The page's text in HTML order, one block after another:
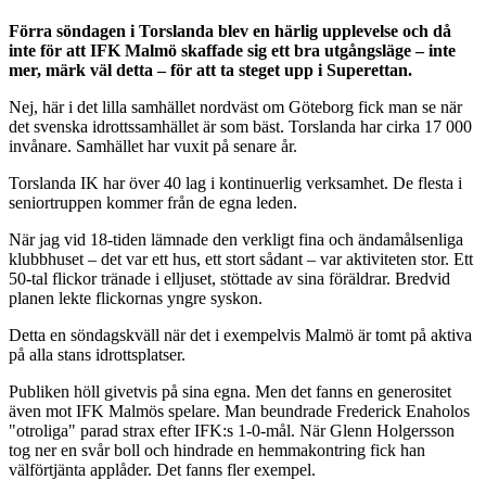
Förra söndagen i Torslanda blev en härlig upplevelse och då
inte för att IFK Malmö skaffade sig ett bra utgångsläge – inte
mer, märk väl detta – för att ta steget upp i Superettan.
Nej, här i det lilla samhället nordväst om Göteborg fick man se när
det svenska idrottssamhället är som bäst. Torslanda har cirka 17 000
invånare. Samhället har vuxit på senare år.
Torslanda IK har över 40 lag i kontinuerlig verksamhet. De flesta i
seniortruppen kommer från de egna leden.
När jag vid 18-tiden lämnade den verkligt fina och ändamålsenliga
klubbhuset – det var ett hus, ett stort sådant – var aktiviteten stor. Ett
50-tal flickor tränade i elljuset, stöttade av sina föräldrar. Bredvid
planen lekte flickornas yngre syskon.
Detta en söndagskväll när det i exempelvis Malmö är tomt på aktiva
på alla stans idrottsplatser.
Publiken höll givetvis på sina egna. Men det fanns en generositet
även mot IFK Malmös spelare. Man beundrade Frederick Enaholos
"otroliga" parad strax efter IFK:s 1-0-mål. När Glenn Holgersson
tog ner en svår boll och hindrade en hemmakontring fick han
välförtjänta applåder. Det fanns fler exempel.